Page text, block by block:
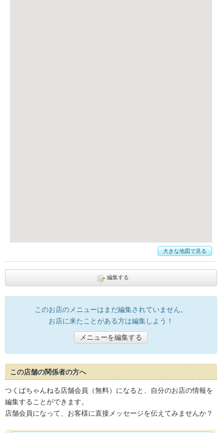
大きな地図で見る
編集する
このお店のメニューはまだ編集されていません。
お店に来たことがある方は編集しよう！
メニューを編集する
この店舗の関係者の方へ
つくばちゃんねる店舗会員（無料）になると、自分のお店の情報を
編集することができます。
店舗会員になって、お客様に直接メッセージを伝えてみませんか？